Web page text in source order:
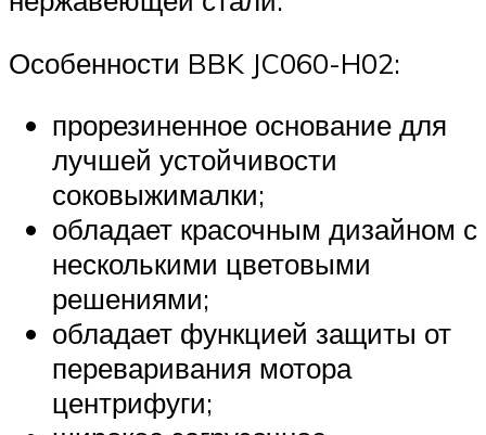
Особенности BBK JC060-H02:
прорезиненное основание для
лучшей устойчивости
соковыжималки;
обладает красочным дизайном с
несколькими цветовыми
решениями;
обладает функцией защиты от
переваривания мотора
центрифуги;